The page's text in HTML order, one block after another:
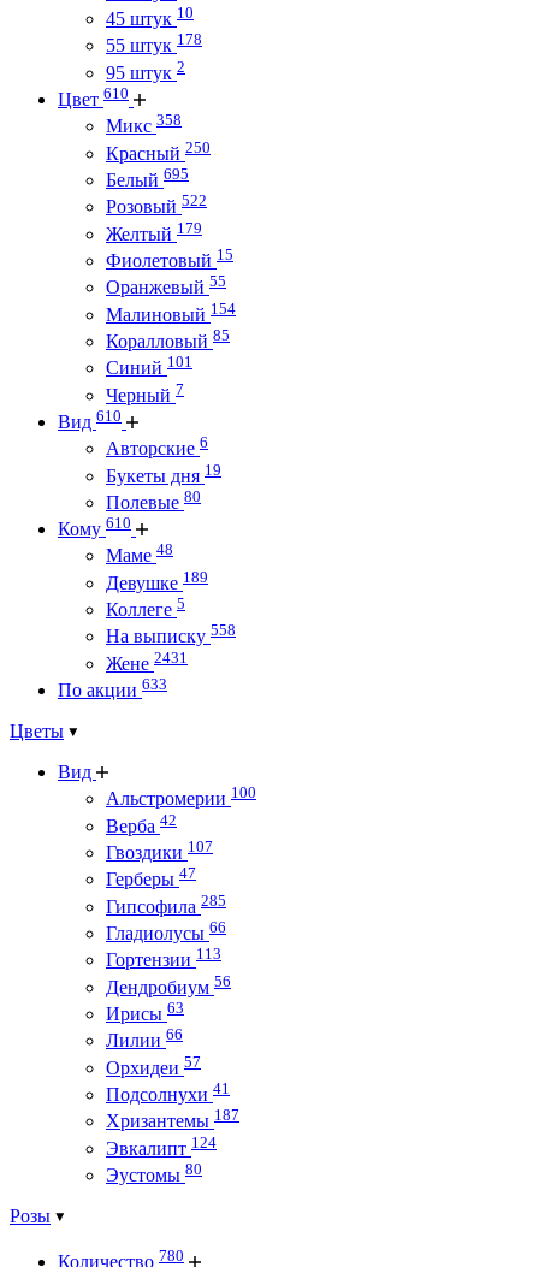
45 штук 10
55 штук 178
95 штук 2
Цвет 610
Микс 358
Красный 250
Белый 695
Розовый 522
Желтый 179
Фиолетовый 15
Оранжевый 55
Малиновый 154
Коралловый 85
Синий 101
Черный 7
Вид 610
Авторские 6
Букеты дня 19
Полевые 80
Кому 610
Маме 48
Девушке 189
Коллеге 5
На выписку 558
Жене 2431
По акции 633
Цветы
Вид
Альстромерии 100
Верба 42
Гвоздики 107
Герберы 47
Гипсофила 285
Гладиолусы 66
Гортензии 113
Дендробиум 56
Ирисы 63
Лилии 66
Орхидеи 57
Подсолнухи 41
Хризантемы 187
Эвкалипт 124
Эустомы 80
Розы
Количество 780